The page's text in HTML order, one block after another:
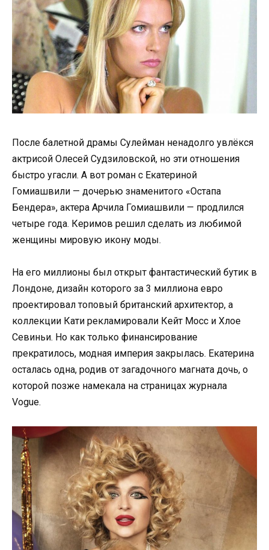
После балетной драмы Сулейман ненадолго увлёкся
актрисой Олесей Судзиловской, но эти отношения
быстро угасли. А вот роман с Екатериной
Гомиашвили — дочерью знаменитого «Остапа
Бендера», актера Арчила Гомиашвили — продлился
четыре года. Керимов решил сделать из любимой
женщины мировую икону моды.
На его миллионы был открыт фантастический бутик в
Лондоне, дизайн которого за 3 миллиона евро
проектировал топовый британский архитектор, а
коллекции Кати рекламировали Кейт Мосс и Хлое
Севиньи. Но как только финансирование
прекратилось, модная империя закрылась. Екатерина
осталась одна, родив от загадочного магната дочь, о
которой позже намекала на страницах журнала
Vogue.